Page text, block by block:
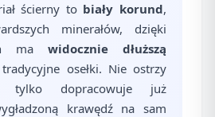
ścierny to biały korund,
minerałów, dzięki
ma widocznie dłuższą
osełki. Nie ostrzy
tylko dopracowuje już
krawędź na sam